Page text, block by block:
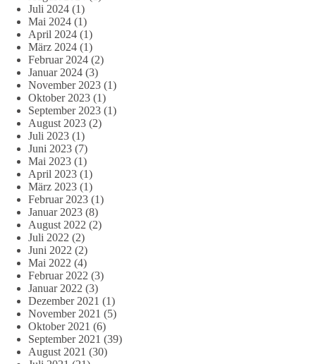
Juli 2024 (1)
Mai 2024 (1)
April 2024 (1)
März 2024 (1)
Februar 2024 (2)
Januar 2024 (3)
November 2023 (1)
Oktober 2023 (1)
September 2023 (1)
August 2023 (2)
Juli 2023 (1)
Juni 2023 (7)
Mai 2023 (1)
April 2023 (1)
März 2023 (1)
Februar 2023 (1)
Januar 2023 (8)
August 2022 (2)
Juli 2022 (2)
Juni 2022 (2)
Mai 2022 (4)
Februar 2022 (3)
Januar 2022 (3)
Dezember 2021 (1)
November 2021 (5)
Oktober 2021 (6)
September 2021 (39)
August 2021 (30)